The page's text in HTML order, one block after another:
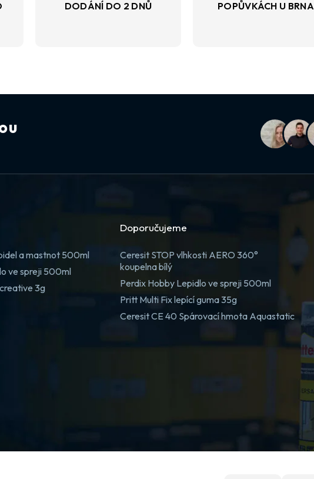
DODÁNÍ DO 2 DNŮ
POPŮVKÁCH U BRNA
a mastnot 500ml
ve spreji 500ml
3g
Doporučujeme
Ceresit STOP vlhkosti AERO 360°
koupelna bílý
Perdix Hobby Lepidlo ve spreji 500ml
Pritt Multi Fix lepící guma 35g
Ceresit CE 40 Spárovací hmota Aquastatic